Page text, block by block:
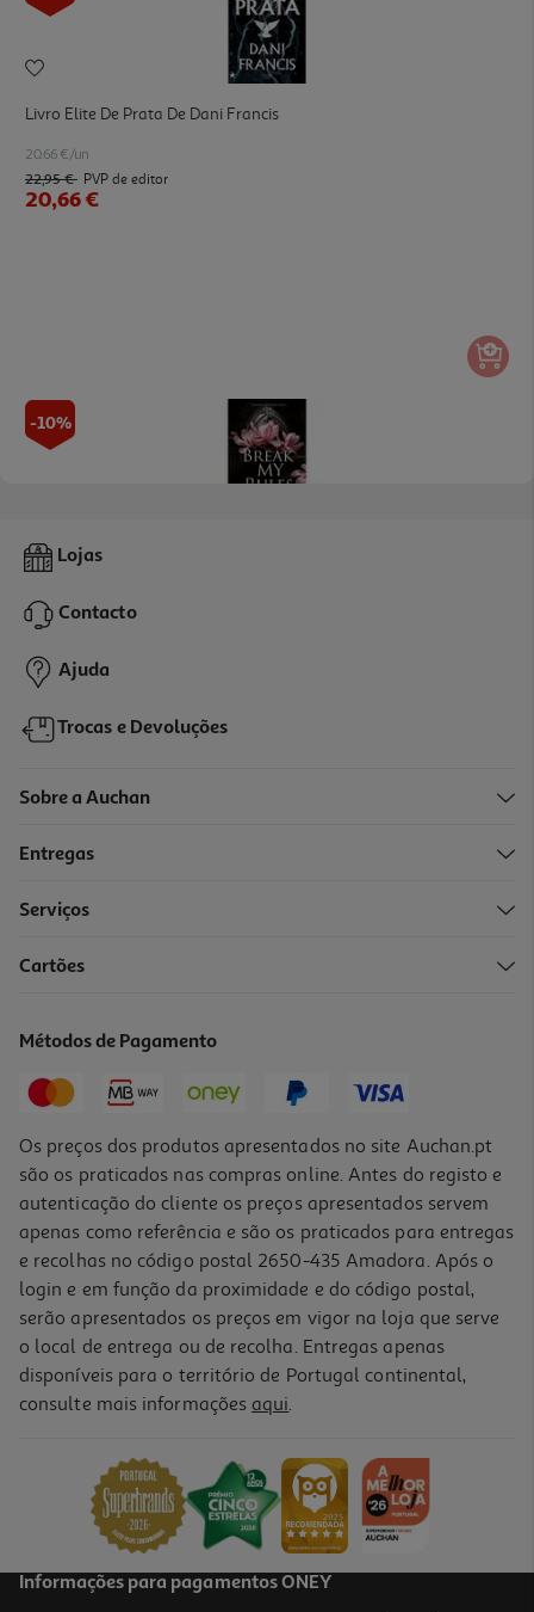
Livro Elite De Prata De Dani Francis
20.66 €/un
22,95 € PVP de editor
20,66 €
-10%
Livro Break My Rules De Roxy Sloane
16,00 € PVP de editor
14,40 €
-10%
23,90 € PVP de editor
-10%
Livro O Despertar Da Rainha Amaldiçoada
PVP de editor
27,81 €
Lojas
Contacto
Ajuda
Trocas e Devoluções
Sobre a Auchan
Entregas
Serviços
Cartões
Métodos de Pagamento
Os preços dos produtos apresentados no site Auchan.pt
são os praticados nas compras online. Antes do registo e
autenticação do cliente os preços apresentados servem
apenas como referência e são os praticados para entregas
e recolhas no código postal 2650-435 Amadora. Após o
login e em função da proximidade e do código postal,
serão apresentados os preços em vigor na loja que serve
o local de entrega ou de recolha. Entregas apenas
disponíveis para o território de Portugal continental,
consulte mais informações aqui.
Informações para pagamentos ONEY